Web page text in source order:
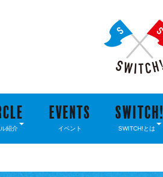
紹介
EVENTS
イベント
SWITCH!
SWITCH!とは